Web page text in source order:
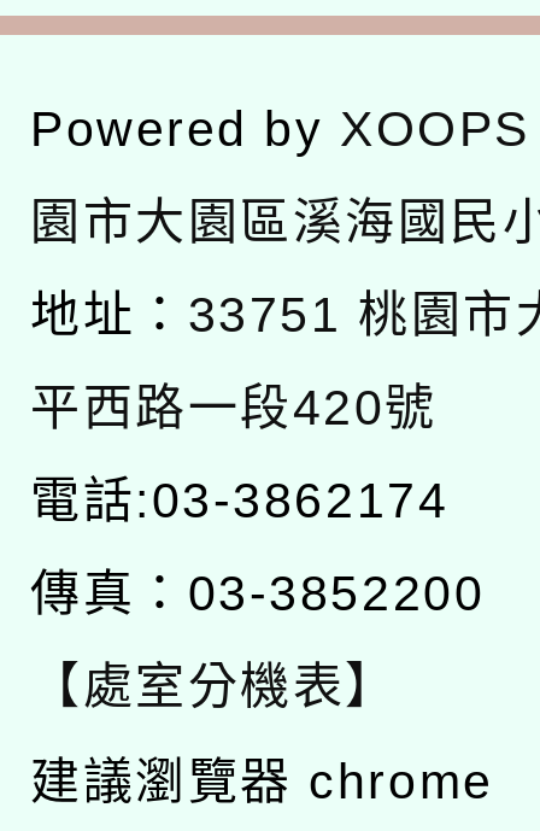
Powered by XOOPS
園市大園區溪海國民
地址： 33751 桃園市
平西路一段420號
電話:03-3862174
傳真：03-3852200
【處室分機表】
建議瀏覽器 chrome